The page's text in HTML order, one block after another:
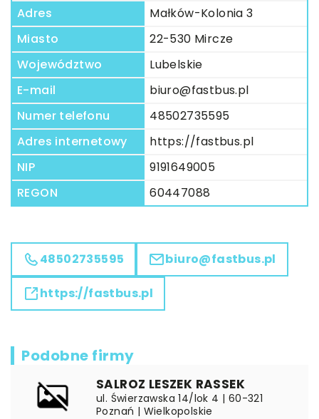
Adres
Małków-Kolonia 3
Miasto
22-530 Mircze
Województwo
Lubelskie
E-mail
biuro@fastbus.pl
Numer telefonu
48502735595
Adres internetowy
https://fastbus.pl
NIP
9191649005
REGON
60447088
48502735595 biuro@fastbus.pl
https://fastbus.pl
Podobne firmy
SALROZ LESZEK RASSEK
ul. Świerzawska 14/lok 4 | 60-321
Poznań | Wielkopolskie